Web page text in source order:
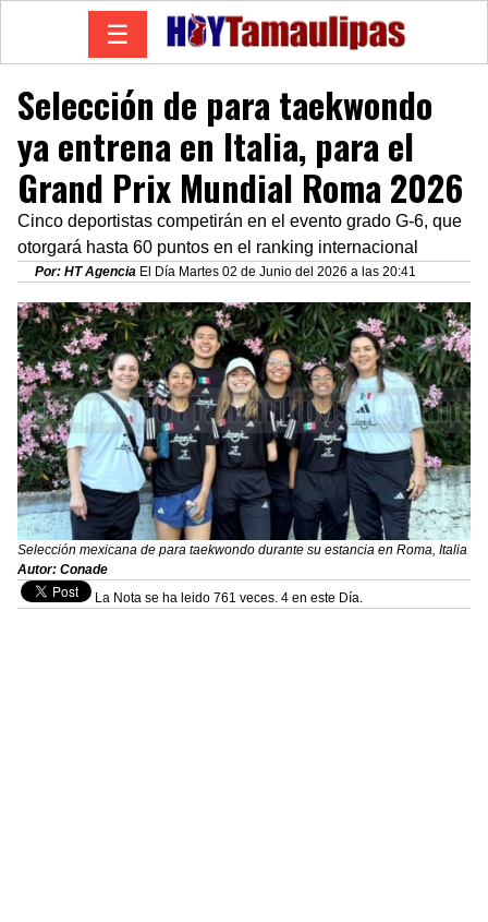
☰
Selección de para taekwondo
ya entrena en Italia, para el
Grand Prix Mundial Roma 2026
Cinco deportistas competirán en el evento grado G-6, que
otorgará hasta 60 puntos en el ranking internacional
Por: HT Agencia El Día Martes 02 de Junio del 2026 a las 20:41
Selección mexicana de para taekwondo durante su estancia en Roma, Italia
Autor: Conade
La Nota se ha leido 761 veces. 4 en este Día.